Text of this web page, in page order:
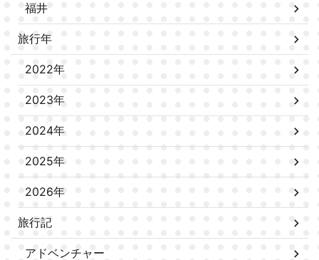
福井
旅行年
2022年
2023年
2024年
2025年
2026年
旅行記
アドベンチャー